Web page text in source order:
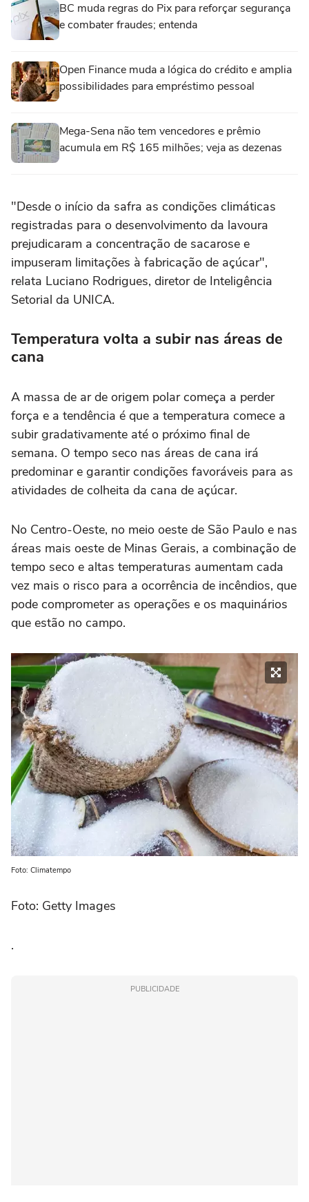
BC muda regras do Pix para reforçar segurança
e combater fraudes; entenda
Open Finance muda a lógica do crédito e amplia
possibilidades para empréstimo pessoal
Mega-Sena não tem vencedores e prêmio
acumula em R$ 165 milhões; veja as dezenas
"Desde o início da safra as condições climáticas
registradas para o desenvolvimento da lavoura
prejudicaram a concentração de sacarose e
impuseram limitações à fabricação de açúcar",
relata Luciano Rodrigues, diretor de Inteligência
Setorial da UNICA.
Temperatura volta a subir nas áreas de
cana
A massa de ar de origem polar começa a perder
força e a tendência é que a temperatura comece a
subir gradativamente até o próximo final de
semana. O tempo seco nas áreas de cana irá
predominar e garantir condições favoráveis para as
atividades de colheita da cana de açúcar.
No Centro-Oeste, no meio oeste de São Paulo e nas
áreas mais oeste de Minas Gerais, a combinação de
tempo seco e altas temperaturas aumentam cada
vez mais o risco para a ocorrência de incêndios, que
pode comprometer as operações e os maquinários
que estão no campo.
Foto: Climatempo
Foto: Getty Images
.
PUBLICIDADE